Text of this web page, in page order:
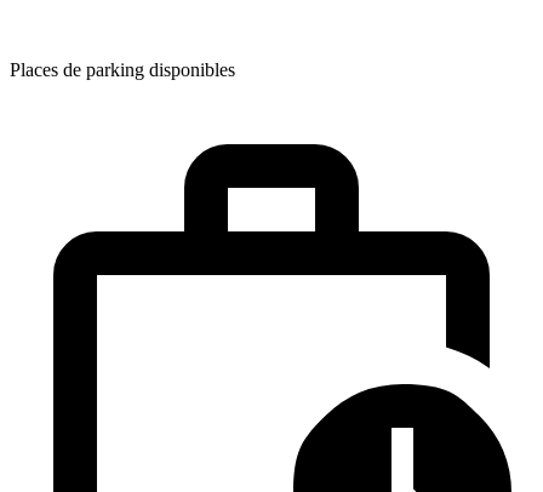
Places de parking disponibles